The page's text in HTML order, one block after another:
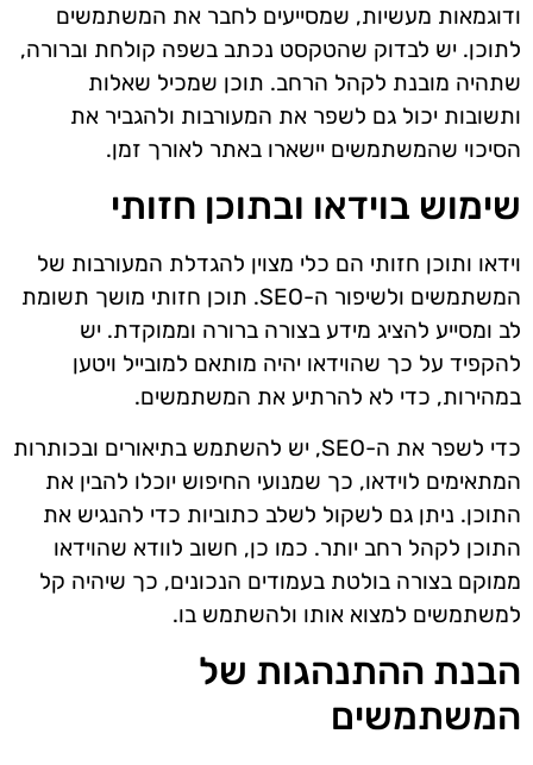
ודוגמאות מעשיות, שמסייעים לחבר את המשתמשים
לתוכן. יש לבדוק שהטקסט נכתב בשפה קולחת וברורה,
שתהיה מובנת לקהל הרחב. תוכן שמכיל שאלות
ותשובות יכול גם לשפר את המעורבות ולהגביר את
הסיכוי שהמשתמשים יישארו באתר לאורך זמן.
שימוש בוידאו ובתוכן חזותי
וידאו ותוכן חזותי הם כלי מצוין להגדלת המעורבות של
המשתמשים ולשיפור ה-SEO. תוכן חזותי מושך תשומת
לב ומסייע להציג מידע בצורה ברורה וממוקדת. יש
להקפיד על כך שהוידאו יהיה מותאם למובייל ויטען
במהירות, כדי לא להרתיע את המשתמשים.
כדי לשפר את ה-SEO, יש להשתמש בתיאורים ובכותרות
המתאימים לוידאו, כך שמנועי החיפוש יוכלו להבין את
התוכן. ניתן גם לשקול לשלב כתוביות כדי להנגיש את
התוכן לקהל רחב יותר. כמו כן, חשוב לוודא שהוידאו
ממוקם בצורה בולטת בעמודים הנכונים, כך שיהיה קל
למשתמשים למצוא אותו ולהשתמש בו.
הבנת ההתנהגות של
המשתמשים